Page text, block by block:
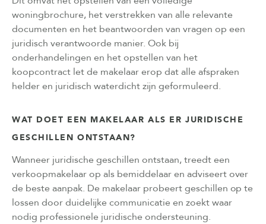
woningbrochure, het verstrekken van alle relevante
documenten en het beantwoorden van vragen op een
juridisch verantwoorde manier. Ook bij
onderhandelingen en het opstellen van het
koopcontract let de makelaar erop dat alle afspraken
helder en juridisch waterdicht zijn geformuleerd.
WAT DOET EEN MAKELAAR ALS ER JURIDISCHE
GESCHILLEN ONTSTAAN?
Wanneer juridische geschillen ontstaan, treedt een
verkoopmakelaar op als bemiddelaar en adviseert over
de beste aanpak. De makelaar probeert geschillen op te
lossen door duidelijke communicatie en zoekt waar
nodig professionele juridische ondersteuning.